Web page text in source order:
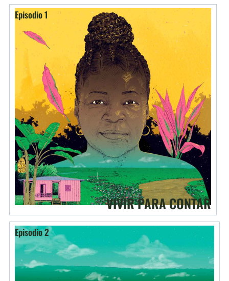
Episodio 1
VIVIR PARA CONTAR
Episodio 2